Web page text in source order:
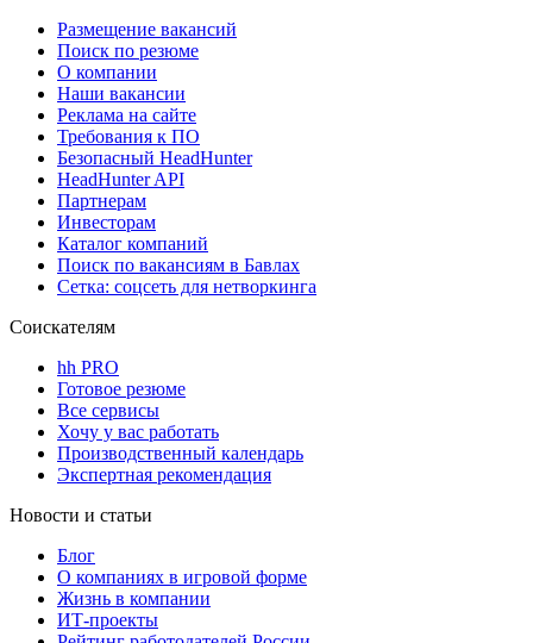
Размещение вакансий
Поиск по резюме
О компании
Наши вакансии
Реклама на сайте
Требования к ПО
Безопасный HeadHunter
HeadHunter API
Партнерам
Инвесторам
Каталог компаний
Поиск по вакансиям в Бавлах
Сетка: соцсеть для нетворкинга
Соискателям
hh PRO
Готовое резюме
Все сервисы
Хочу у вас работать
Производственный календарь
Экспертная рекомендация
Новости и статьи
Блог
О компаниях в игровой форме
Жизнь в компании
ИТ-проекты